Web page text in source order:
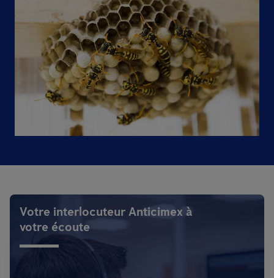
Votre interlocuteur Anticimex à
votre écoute